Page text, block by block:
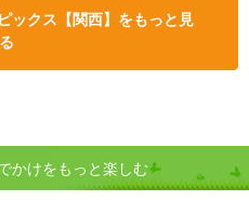
ックス【関西】をもっと見
る
かけをもっと楽しむ